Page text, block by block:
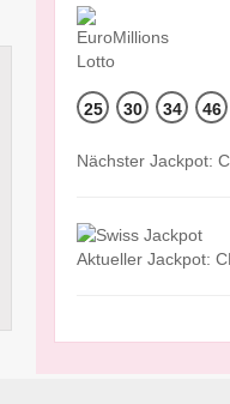
25 30 34 46
Nächster Jackpot:
Aktueller Jackpot: